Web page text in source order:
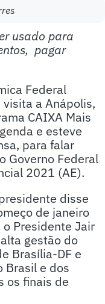
usado para
pagar
Federal
visita a Anápolis,
CAIXA Mais
e esteve
para falar
Governo Federal
2021 (AE).
disse
de janeiro
Presidente Jair
gestão do
Brasília-DF e
Brasil e dos
os finais de